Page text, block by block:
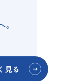
見る